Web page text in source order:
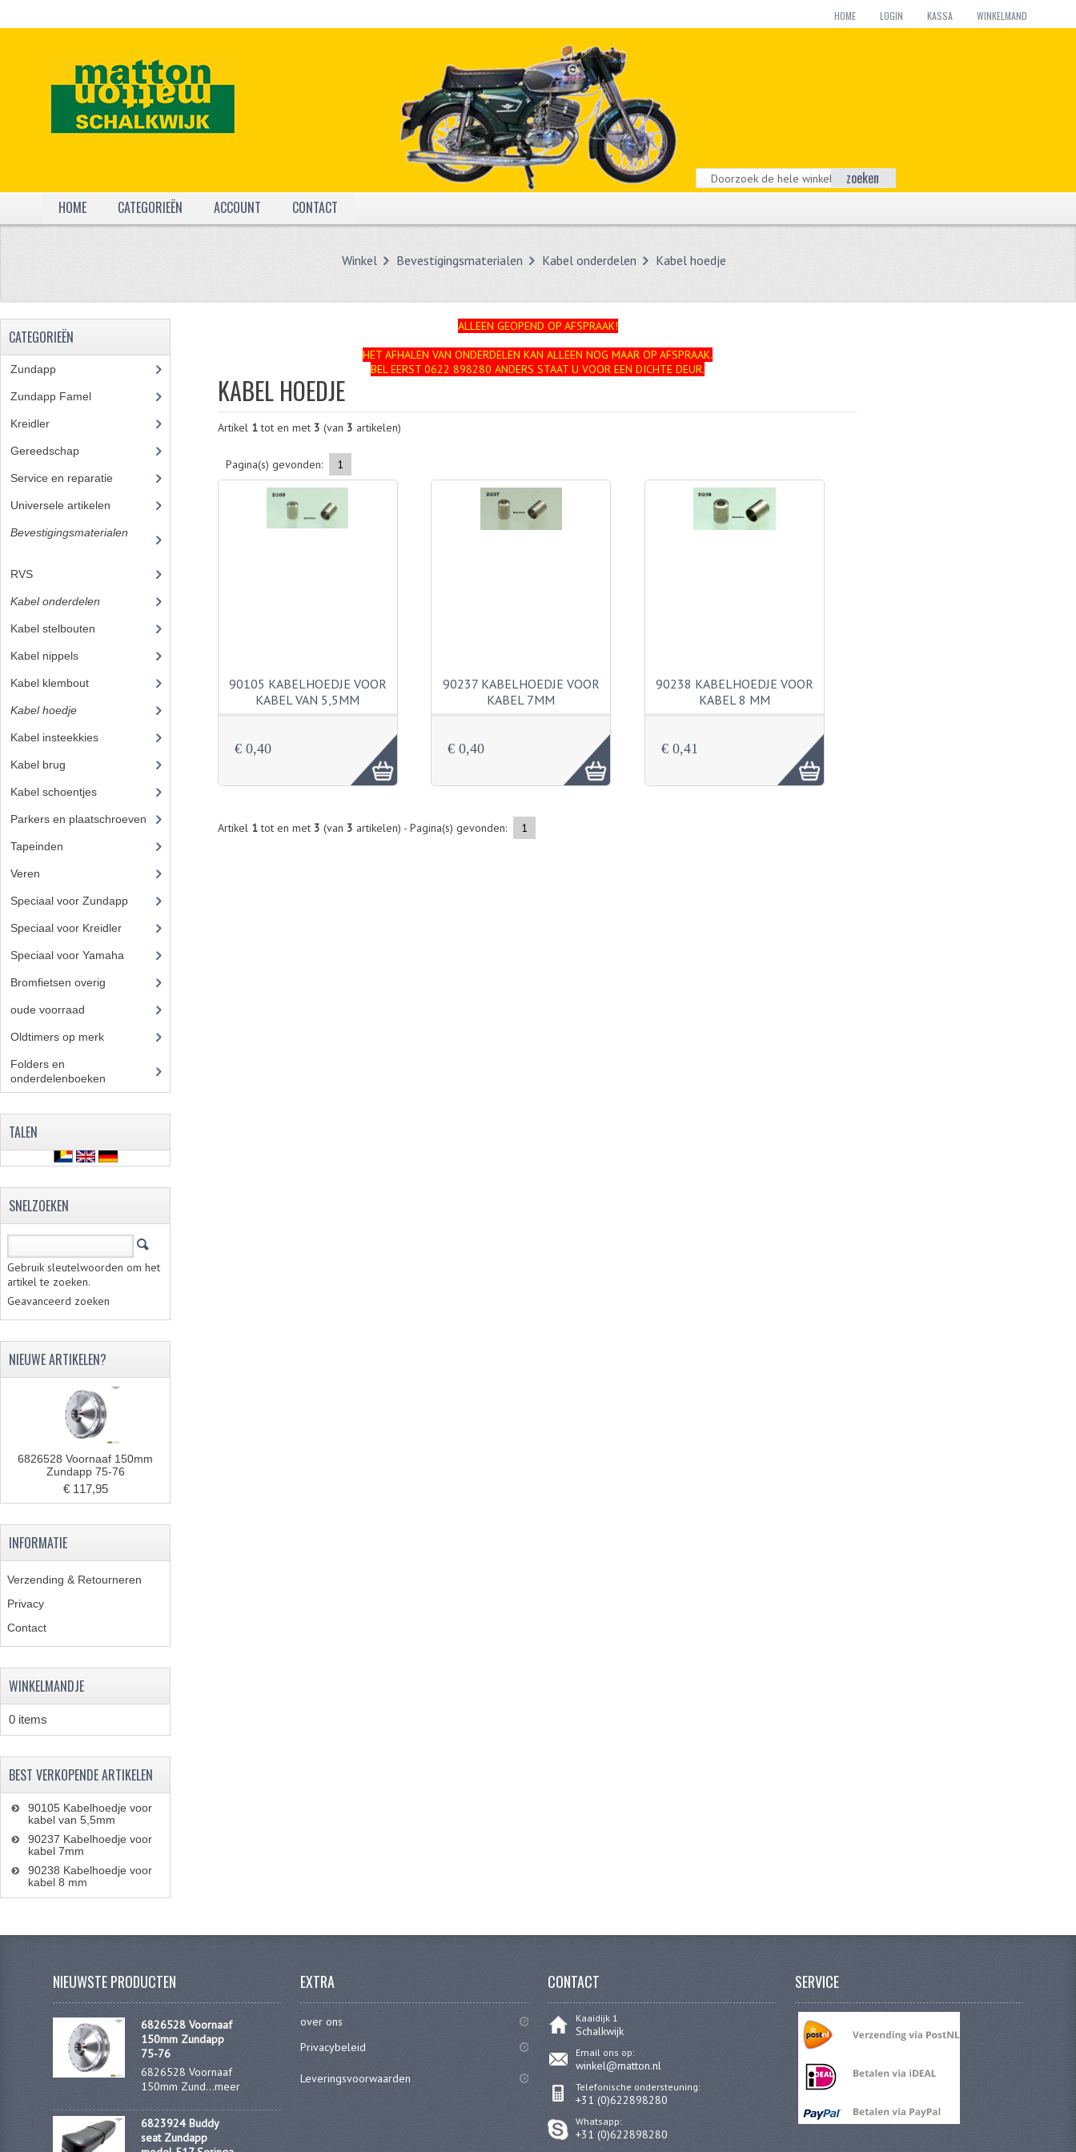
HOME LOGIN KASSA WINKELMAND
zoeken
HOME
CATEGORIEËN ACCOUNT CONTACT
Winkel Bevestigingsmaterialen Kabel onderdelen Kabel hoedje
ALLEEN GEOPEND OP AFSPRAAK!
HET AFHALEN VAN ONDERDELEN KAN ALLEEN NOG MAAR OP AFSPRAAK.
BEL EERST 0622 898280 ANDERS STAAT U VOOR EEN DICHTE DEUR.
KABEL HOEDJE
Artikel 1tot en met 3 (van 3 artikelen)
Pagina(s) gevonden: 1
90105 KABELHOEDJE VOOR
KABEL VAN 5,5MM
€ 0,40
90237 KABELHOEDJE VOOR
KABEL 7MM
€ 0,40
90238 KABELHOEDJE VOOR
KABEL 8 MM
€ 0,41
Artikel 1tot en met 3 (van 3 artikelen) - Pagina(s) gevonden: 1
CATEGORIEËN
Zundapp
Zundapp Famel
Kreidler
Gereedschap
Service en reparatie
Universele artikelen
Bevestigingsmaterialen
RVS
Kabel onderdelen
Kabel stelbouten
Kabel nippels
Kabel klembout
Kabel hoedje
Kabel insteekkies
Kabel brug
Kabel schoentjes
Parkers en plaatschroeven
Tapeinden
Veren
Speciaal voor Zundapp
Speciaal voor Kreidler
Speciaal voor Yamaha
Bromfietsen overig
oude voorraad
Oldtimers op merk
Folders en
onderdelenboeken
TALEN
SNELZOEKEN
Gebruik sleutelwoorden om het
artikel te zoeken.
Geavanceerd zoeken
NIEUWE ARTIKELEN?
6826528 Voornaaf 150mm
Zundapp 75-76
€ 117,95
INFORMATIE
Verzending & Retourneren
Privacy
Contact
WINKELMANDJE
0 items
BEST VERKOPENDE ARTIKELEN
90105 Kabelhoedje voor
kabel van 5,5mm
90237 Kabelhoedje voor
kabel 7mm
90238 Kabelhoedje voor
kabel 8 mm
NIEUWSTE PRODUCTEN
6826528 Voornaaf
150mm Zundapp
75-76
6826528 Voornaaf
150mm Zund...meer
6823924 Buddy
seat Zundapp
EXTRA
over ons
Privacybeleid
Leveringsvoorwaarden
CONTACT
Kaaidijk 1
Schalkwijk
Email ons op:
winkel@matton.nl
Telefonische ondersteuning:
+31 (0)622898280
Whatsapp:
+31 (0)622898280
SERVICE